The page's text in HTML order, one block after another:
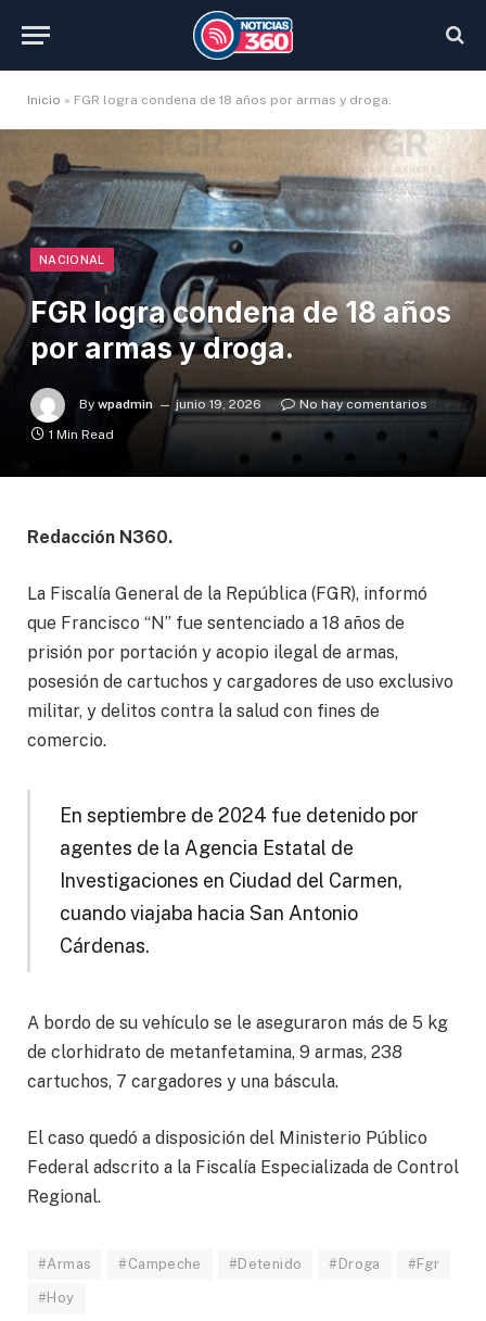
Inicio » FGR logra condena de 18 años por armas y droga.
NACIONAL
FGR logra condena de 18 años
por armas y droga.
By wpadmin junio 19, 2026
No hay comentarios
1 Min Read
Redacción N360.
La Fiscalía General de la República (FGR), informó
que Francisco “N” fue sentenciado a 18 años de
prisión por portación y acopio ilegal de armas,
posesión de cartuchos y cargadores de uso exclusivo
militar, y delitos contra la salud con fines de
comercio.
En septiembre de 2024 fue detenido por
agentes de la Agencia Estatal de
Investigaciones en Ciudad del Carmen,
cuando viajaba hacia San Antonio
Cárdenas.
A bordo de su vehículo se le aseguraron más de 5 kg
de clorhidrato de metanfetamina, 9 armas, 238
cartuchos, 7 cargadores y una báscula.
El caso quedó a disposición del Ministerio Público
Federal adscrito a la Fiscalía Especializada de Control
Regional.
#Armas #Campeche #Detenido #Droga #Fgr
#Hoy